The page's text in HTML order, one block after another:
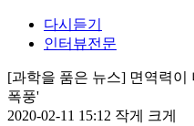
다시듣기
인터뷰전문
[과학을 품은 뉴스] 면역력이
폭풍'
2020-02-11 15:12 작게
크게